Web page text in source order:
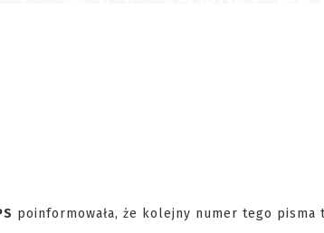
poinformowała, że kolejny numer tego pisma